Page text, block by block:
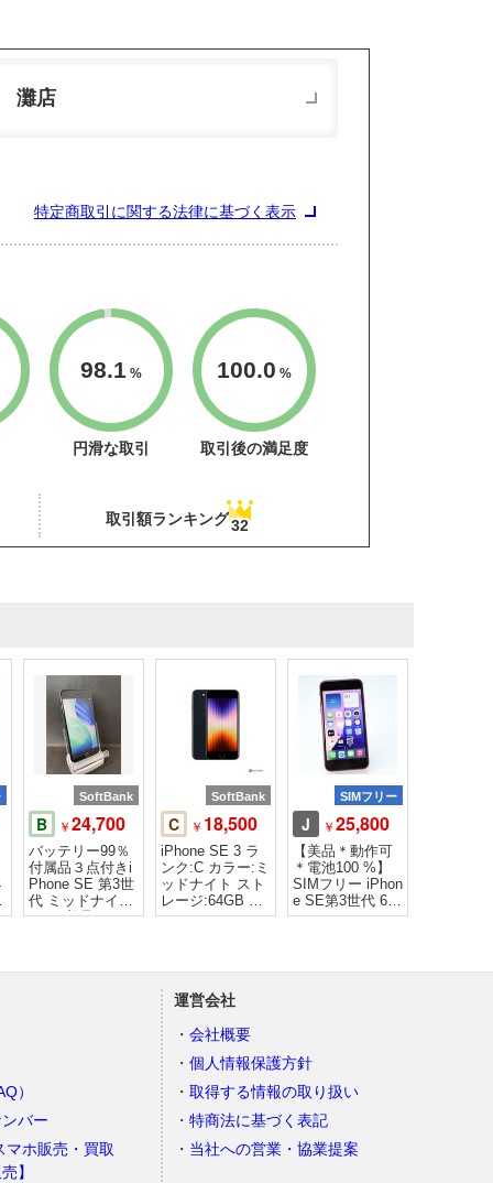
灘店
特定商取引に関する法律に基づく表示
98.1 %
円滑な取引
100.0 %
取引後の満足度
取引額ランキング32
SoftBank
B ￥24,700
バッテリー99％
付属品３点付きi
Phone SE 第3世
代 ミッドナイト
64GB美品
SoftBank
C ￥ 18,500
iPhone SE 3 ラ
ンク:C カラー:ミ
ッドナイト スト
レージ:64GB バ
ッテリー:78%
SIMフリー
J ￥25,800
【美品＊動作可
＊電池100 %】
SIMフリー iPhon
e SE第3世代 64
GB レッド
）
バー
マホ販売・買取
】
運営会社
会社概要
個人情報保護方針
取得する情報の取り扱い
特商法に基づく表記
当社への営業・協業提案